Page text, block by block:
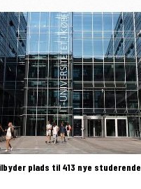
plads til 413 nye studerende